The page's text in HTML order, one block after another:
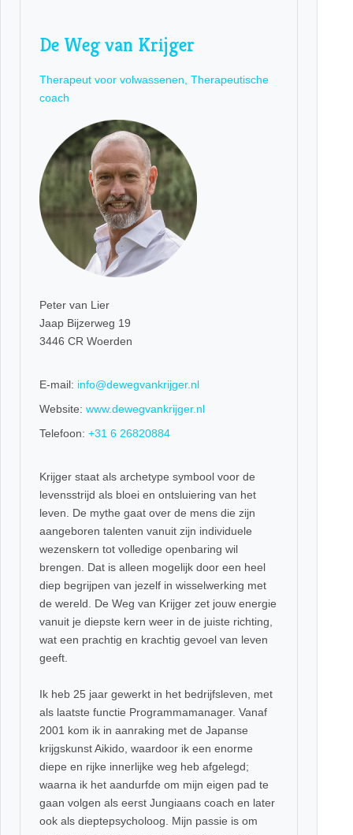
De Weg van Krijger
Therapeut voor volwassenen, Therapeutische
coach
Peter van Lier
Jaap Bijzerweg 19
3446 CR Woerden
E-mail: info@dewegvankrijger.nl
Website: www.dewegvankrijger.nl
Telefoon: +31 6 26820884
Krijger staat als archetype symbool voor de
levensstrijd als bloei en ontsluiering van het
leven. De mythe gaat over de mens die zijn
aangeboren talenten vanuit zijn individuele
wezenskern tot volledige openbaring wil
brengen. Dat is alleen mogelijk door een heel
diep begrijpen van jezelf in wisselwerking met
de wereld. De Weg van Krijger zet jouw energie
vanuit je diepste kern weer in de juiste richting,
wat een prachtig en krachtig gevoel van leven
geeft.
Ik heb 25 jaar gewerkt in het bedrijfsleven, met
als laatste functie Programmamanager. Vanaf
2001 kom ik in aanraking met de Japanse
krijgskunst Aikido, waardoor ik een enorme
diepe en rijke innerlijke weg heb afgelegd;
waarna ik het aandurfde om mijn eigen pad te
gaan volgen als eerst Jungiaans coach en later
ook als dieptepsycholoog. Mijn passie is om